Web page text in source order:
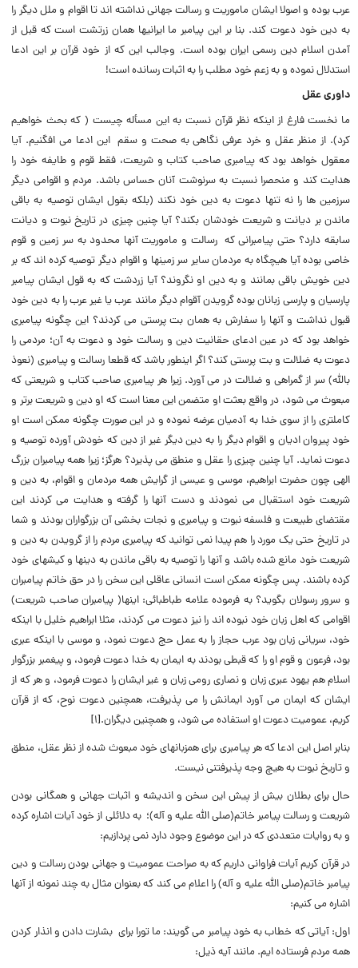
عرب بوده و اصولا ایشان ماموریت و رسالت جهانی نداشته اند تا اقوام و ملل دیگر را
به دین خود دعوت کند. بنا بر این پیامبر ما ایرانیها همان زرتشت است که قبل از
آمدن اسلام دین رسمی ایران بوده است. وجالب این که از خود قرآن بر این ادعا
استدلال نموده و به زعم خود مطلب را به اثبات رسانده است!
داوری عقل
ما نخست فارغ از اینکه نظر قرآن نسبت به این مسأله چیست ( که بحث خواهیم
کرد). از منظر عقل و خرد عرفی نگاهی به صحت و سقم این ادعا می افگنیم. آیا
معقول خواهد بود که پیامبری صاحب کتاب و شریعت، فقط قوم و طایفه خود را
هدایت کند و منحصرا نسبت به سرنوشت آنان حساس باشد. مردم و اقوامی دیگر
سرزمین ها را نه تنها دعوت به دین خود نکند (بلکه بقول ایشان توصیه به باقی
ماندن بر دیانت و شریعت خودشان بکند؟ آیا چنین چیزی در تاریخ نبوت و دیانت
سابقه دارد؟ حتی پیامبرانی که رسالت و ماموریت آنها محدود به سر زمین و قوم
خاصی بوده آیا هیچگاه به مردمان سایر سر زمینها و اقوام دیگر توصیه کرده اند که بر
دین خویش باقی بمانند و به دین او نگروند؟ آیا زردشت که به قول ایشان پیامبر
پارسیان و پارسی زبانان بوده گرویدن آقوام دیگر مانند عرب یا غیر عرب را به دین خود
قبول نداشت و آنها را سفارش به همان بت پرستی می کردند؟ این چگونه پیامبری
خواهد بود که در عین ادعای حقانیت دین و رسالت خود و دعوت به آن؛ مردمی را
دعوت به ضلالت و بت پرستی کند؟ اگر اینطور باشد که قطعا رسالت و پیامبری (نعوذ
بالله) سر از گمراهی و ضلالت در می آورد. زیرا هر پیامبری صاحب کتاب و شریعتی که
مبعوث می شود، در واقع بعثت او متضمن این معنا است که او دین و شریعت برتر و
کاملتری را از سوی خدا به آدمیان عرضه نموده و در این صورت چگونه ممکن است او
خود پیروان ادیان و اقوام دیگر را به دین دیگر غیر از دین که خودش آورده توصیه و
دعوت نماید. آیا چنین چیزی را عقل و منطق می پذیرد؟ هرگز؛ زیرا همه پیامبران بزرگ
الهی چون حضرت ابراهیم، موسی و عیسی از گرایش همه مردمان و اقوام، به دین و
شریعت خود استقبال می نمودند و دست آنها را گرفته و هدایت می کردند این
مقتضای طبیعت و فلسفه نبوت و پیامبری و نجات بخشی آن بزرگواران بودند و شما
در تاریخ حتی یک مورد را هم پیدا نمی توانید که پیامبری مردم را از گرویدن به دین و
شریعت خود مانع شده باشد و آنها را توصیه به باقی ماندن به دینها و کیشهای خود
کرده باشند. پس چگونه ممکن است انسانی عاقلی این سخن را در حق خاتم پیامبران
و سرور رسولان بگوید؟ به فرموده علامه طباطبائی: اینها( پیامبران صاحب شریعت)
اقوامى که اهل زبان خود نبوده اند را نیز دعوت مى کردند، مثلا ابراهیم خلیل با اینکه
خود، سریانى زبان بود عرب حجاز را به عمل حج دعوت نمود، و موسى با اینکه عبرى
بود، فرعون و قوم او را که قبطى بودند به ایمان به خدا دعوت فرمود، و پیغمبر بزرگوار
اسلام هم یهود عبرى زبان و نصارى رومى زبان و غیر ایشان را دعوت فرمود، و هر که از
ایشان که ایمان مى آورد ایمانش را مى پذیرفت، همچنین دعوت نوح، که از قرآن
کریم، عمومیت دعوت او استفاده مى شود، و همچنین دیگران.[۱]
بنابر اصل این ادعا که هر پیامبری برای همزبانهای خود مبعوث شده از نظر عقل، منطق
و تاریخ نبوت به هیچ وجه پذیرفتنی نیست.
حال برای بطلان بیش از پیش این سخن و اندیشه و اثبات جهانی و همگانی بودن
شریعت و رسالت پیامبر خاتم(صلی الله علیه و آله)؛ به دلائلی از خود آیات اشاره کرده
و به روایات متعددی که در این موضوع وجود دارد نمی پردازیم:
در قرآن کریم آیات فراوانی داریم که به صراحت عمومیت و جهانی بودن رسالت و دین
پیامبر خاتم(صلی الله علیه و آله) را اعلام می کند که بعنوان مثال به چند نمونه از آنها
اشاره می کنیم:
اول: آیاتی که خطاب به خود پیامبر می گویند: ما تورا برای بشارت دادن و انذار کردن
همه مردم فرستاده ایم. مانند آیه ذیل: